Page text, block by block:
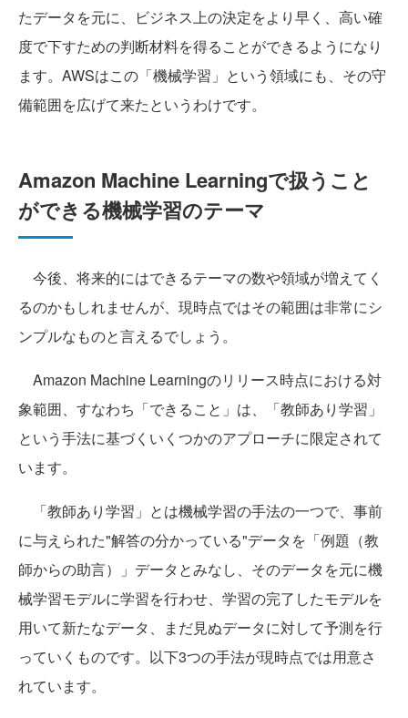
たデータを元に、ビジネス上の決定をより早く、高い確
度で下すための判断材料を得ることができるようになり
ます。AWSはこの「機械学習」という領域にも、その守
備範囲を広げて来たというわけです。
Amazon Machine Learningで扱うこと
ができる機械学習のテーマ
今後、将来的にはできるテーマの数や領域が増えてく
るのかもしれませんが、現時点ではその範囲は非常にシ
ンプルなものと言えるでしょう。
Amazon Machine Learningのリリース時点における対
象範囲、すなわち「できること」は、「教師あり学習」
という手法に基づくいくつかのアプローチに限定されて
います。
「教師あり学習」とは機械学習の手法の一つで、事前
に与えられた"解答の分かっている"データを「例題（教
師からの助言）」データとみなし、そのデータを元に機
械学習モデルに学習を行わせ、学習の完了したモデルを
用いて新たなデータ、まだ見ぬデータに対して予測を行
っていくものです。以下3つの手法が現時点では用意さ
れています。